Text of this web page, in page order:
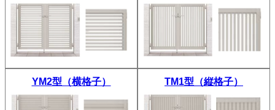
YM2型（横格子） TM1型（縦格子）